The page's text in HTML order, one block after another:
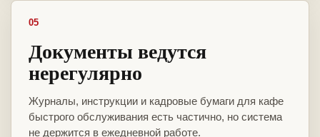
05
Документы ведутся
нерегулярно
Журналы, инструкции и кадровые бумаги для кафе
быстрого обслуживания есть частично, но система
не держится в ежедневной работе.